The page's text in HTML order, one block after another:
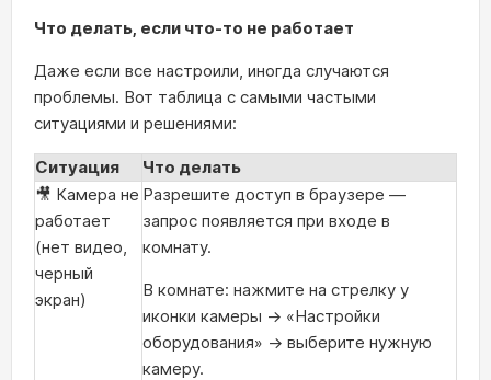
Что делать, если что-то не работает
Даже если все настроили, иногда случаются
проблемы. Вот таблица с самыми частыми
ситуациями и решениями:
Ситуация
Что делать
🎥 Камера не
работает
(нет видео,
черный
экран)
Разрешите доступ в браузере —
запрос появляется при входе в
комнату.
В комнате: нажмите на стрелку у
иконки камеры → «Настройки
оборудования» → выберите нужную
камеру.